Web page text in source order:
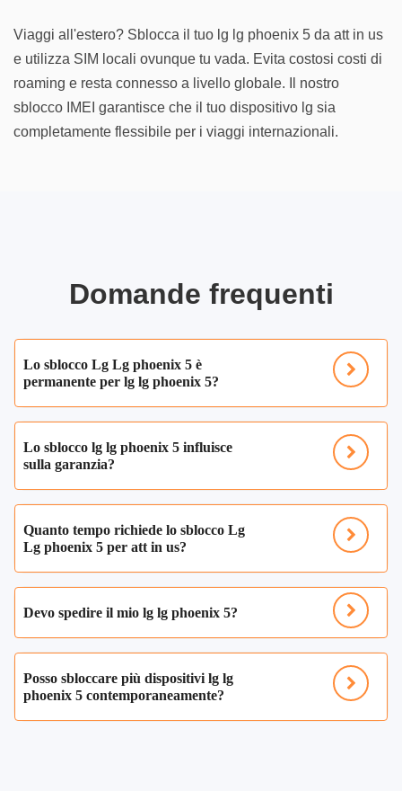
Viaggi all'estero? Sblocca il tuo lg lg phoenix 5 da att in us
e utilizza SIM locali ovunque tu vada. Evita costosi costi di
roaming e resta connesso a livello globale. Il nostro
sblocco IMEI garantisce che il tuo dispositivo lg sia
completamente flessibile per i viaggi internazionali.
Domande frequenti
Lo sblocco Lg Lg phoenix 5 è
permanente per lg lg phoenix 5?
Lo sblocco lg lg phoenix 5 influisce
sulla garanzia?
Quanto tempo richiede lo sblocco Lg
Lg phoenix 5 per att in us?
Devo spedire il mio lg lg phoenix 5?
Posso sbloccare più dispositivi lg lg
phoenix 5 contemporaneamente?